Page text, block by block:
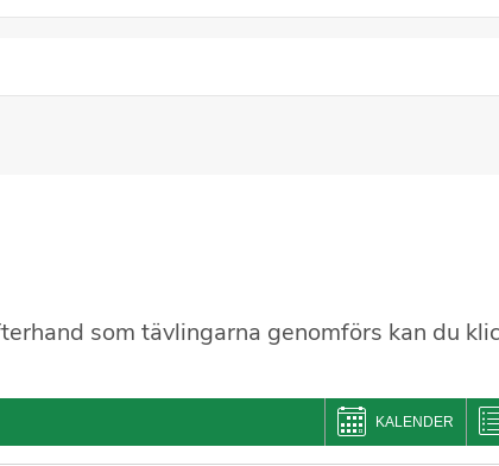
som tävlingarna genomförs kan du
KALENDER